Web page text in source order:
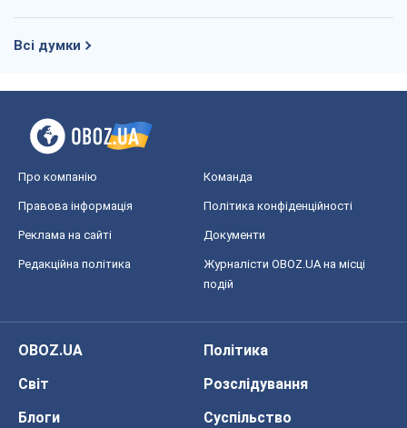
Всі думки
Про компанію Команда
Правова інформація Політика конфіденційності
Реклама на сайті Документи
Редакційна політика
Журналісти OBOZ.UA на місці
подій
OBOZ.UA
Політика
Світ
Розслідування
Блоги
Суспільство